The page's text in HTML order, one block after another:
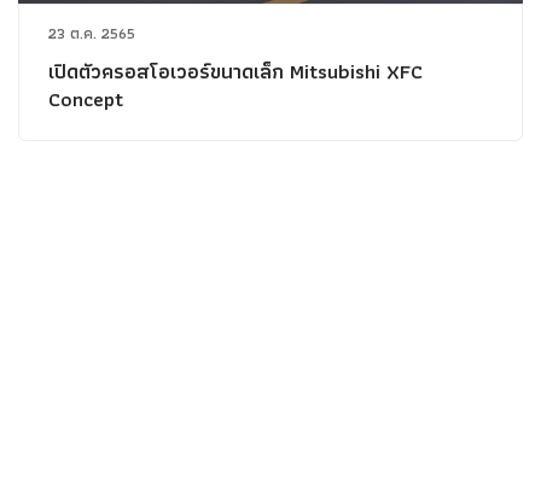
23 ต.ค. 2565
เปิดตัวครอสโอเวอร์ขนาดเล็ก Mitsubishi XFC
Concept